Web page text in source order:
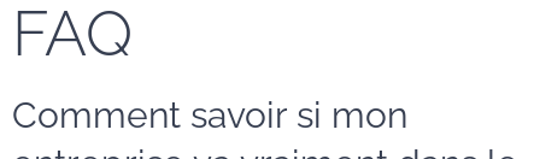
FAQ
Comment savoir si mon